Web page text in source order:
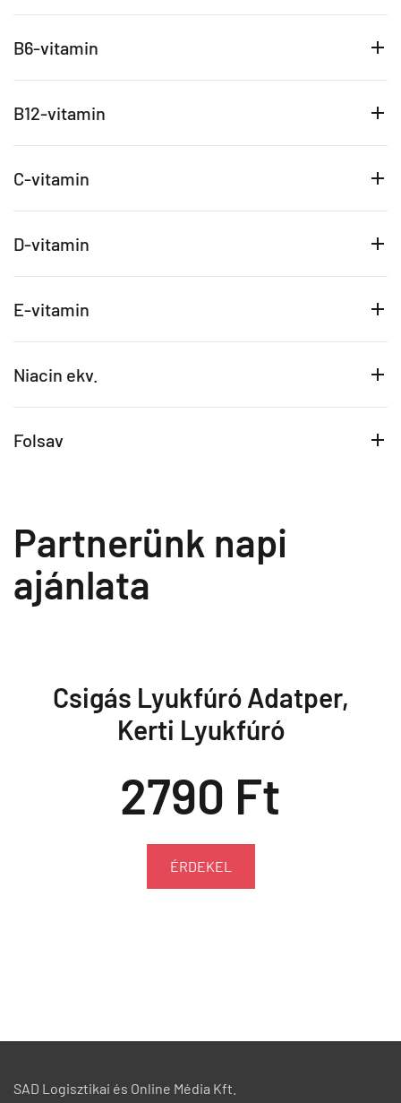
B6-vitamin
B12-vitamin
C-vitamin
D-vitamin
E-vitamin
Niacin ekv.
Folsav
Partnerünk napi
ajánlata
Csigás Lyukfúró Adatper,
Kerti Lyukfúró
2790 Ft
ÉRDEKEL
SAD Logisztikai és Online Média Kft.